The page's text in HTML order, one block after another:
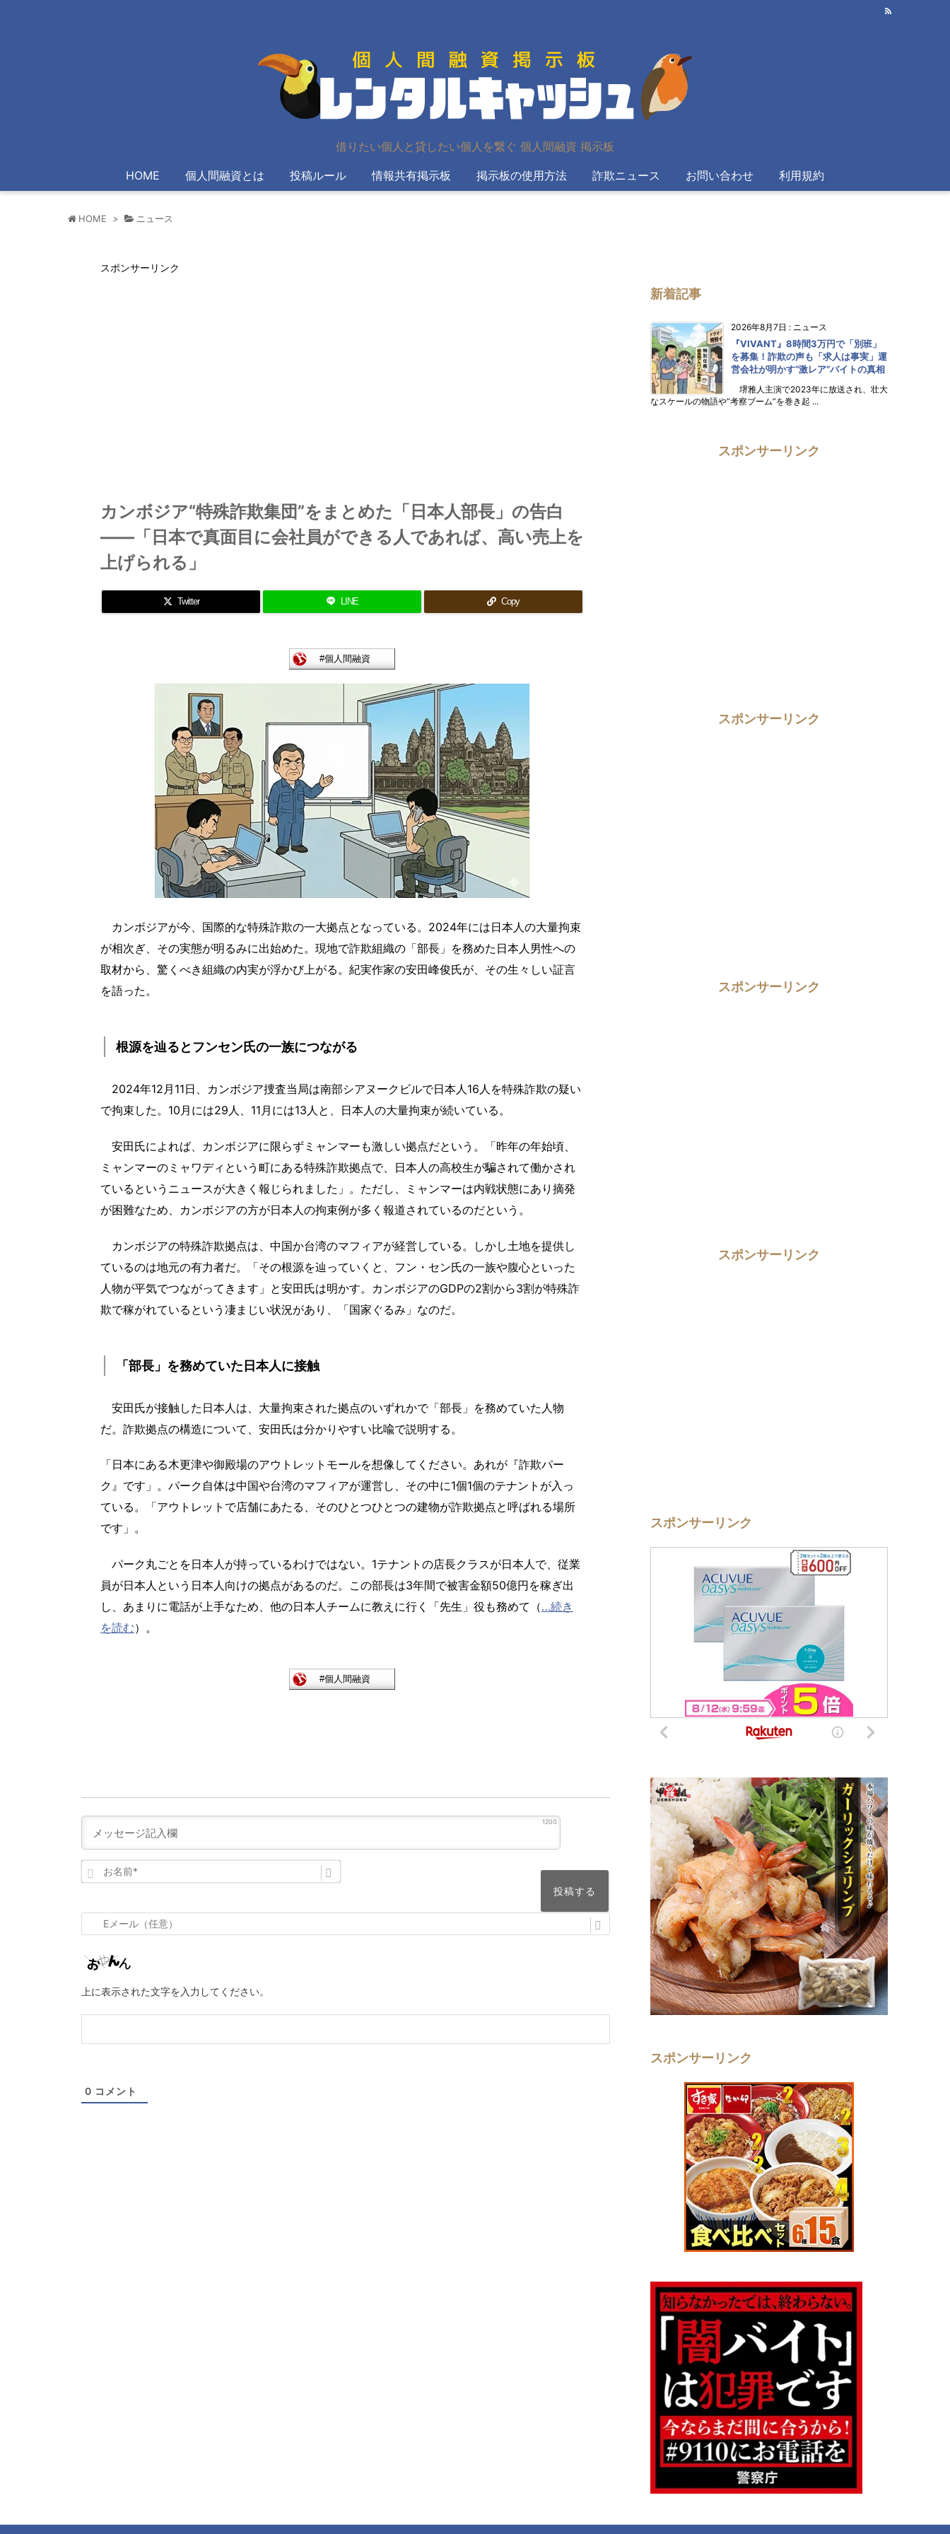
借りたい個人と貸したい個人を繋ぐ 個人間融資 掲示板
HOME 個人間融資とは 投稿ルール 情報共有掲示板 掲示板の使用方法 詐欺ニュース お問い合わせ 利用規約
HOME > ニュース
スポンサーリンク
カンボジア“特殊詐欺集団”をまとめた「日本人部長」の告白
――「日本で真面目に会社員ができる人であれば、高い売上を
上げられる」
Twitter LINE Copy
カンボジアが今、国際的な特殊詐欺の一大拠点となっている。2024年には日本人の大量拘束
が相次ぎ、その実態が明るみに出始めた。現地で詐欺組織の「部長」を務めた日本人男性への
取材から、驚くべき組織の内実が浮かび上がる。紀実作家の安田峰俊氏が、その生々しい証言
を語った。
根源を辿るとフンセン氏の一族につながる
2024年12月11日、カンボジア捜査当局は南部シアヌークビルで日本人16人を特殊詐欺の疑い
で拘束した。10月には29人、11月には13人と、日本人の大量拘束が続いている。
安田氏によれば、カンボジアに限らずミャンマーも激しい拠点だという。「昨年の年始頃、
ミャンマーのミャワディという町にある特殊詐欺拠点で、日本人の高校生が騙されて働かされ
ているというニュースが大きく報じられました」。ただし、ミャンマーは内戦状態にあり摘発
が困難なため、カンボジアの方が日本人の拘束例が多く報道されているのだという。
カンボジアの特殊詐欺拠点は、中国か台湾のマフィアが経営している。しかし土地を提供し
ているのは地元の有力者だ。「その根源を辿っていくと、フン・セン氏の一族や腹心といった
人物が平気でつながってきます」と安田氏は明かす。カンボジアのGDPの2割から3割が特殊詐
欺で稼がれているという凄まじい状況があり、「国家ぐるみ」なのだ。
「部長」を務めていた日本人に接触
安田氏が接触した日本人は、大量拘束された拠点のいずれかで「部長」を務めていた人物
だ。詐欺拠点の構造について、安田氏は分かりやすい比喩で説明する。
「日本にある木更津や御殿場のアウトレットモールを想像してください。あれが『詐欺パー
ク』です」。パーク自体は中国や台湾のマフィアが運営し、その中に1個1個のテナントが入っ
ている。「アウトレットで店舗にあたる、そのひとつひとつの建物が詐欺拠点と呼ばれる場所
です」。
パーク丸ごとを日本人が持っているわけではない。1テナントの店長クラスが日本人で、従業
員が日本人という日本人向けの拠点があるのだ。この部長は3年間で被害金額50億円を稼ぎ出
し、あまりに電話が上手なため、他の日本人チームに教えに行く「先生」役も務めて（…続き
を読む）。
1200
*
メ
ー
ル
意）
上に表示された文字を入力してください。
0 コメント
新着記事
2026年8月7日 : ニュース
『VIVANT』8時間3万円で「別班」
を募集！詐欺の声も「求人は事実」運
営会社が明かす“激レア”バイトの真相
堺雅人主演で2023年に放送され、壮大
なスケールの物語や“考察ブーム”を巻き起 ...
スポンサーリンク
スポンサーリンク
スポンサーリンク
スポンサーリンク
スポンサーリンク
スポンサーリンク